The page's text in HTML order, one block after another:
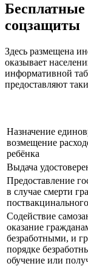
Бесплатные
соцзащиты
Здесь размещена
оказывает
информативной
предоставляют
Назначение
возмещение
ребёнка
Выдача
Предоставление
в случае смерти
Содействие
оказание
безработными, и
порядке
обучение или